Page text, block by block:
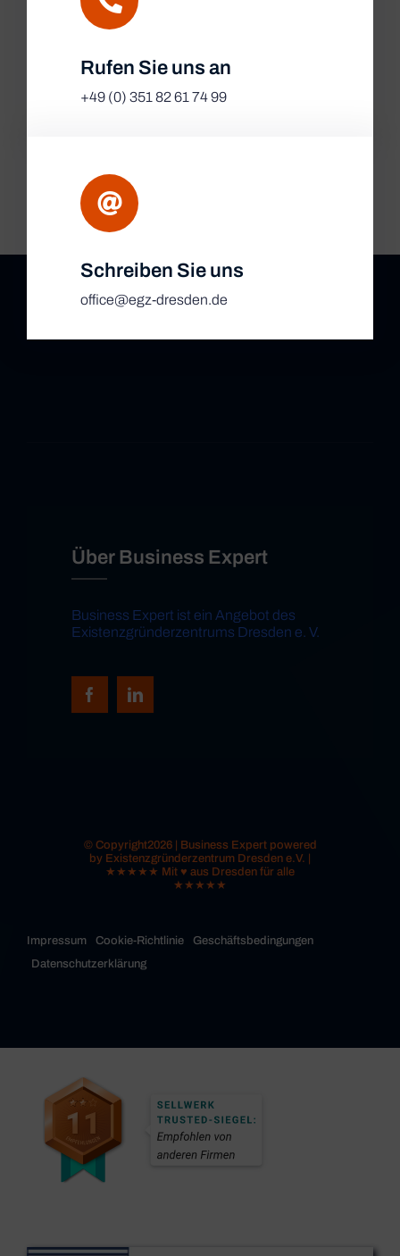
Rufen Sie uns an
+49 (0) 351 82 61 74 99
Schreiben Sie uns
office@egz-dresden.de
Über Business Expert
Business Expert ist ein Angebot des
Existenzgründerzentrums Dresden e. V.
© Copyright2026 | Business Expert powered
by Existenzgründerzentrum Dresden e.V. |
★★★★★ Mit ♥ aus Dresden für alle
★★★★★
Impressum Cookie-Richtlinie
Geschäftsbedingungen
Datenschutzerklärung